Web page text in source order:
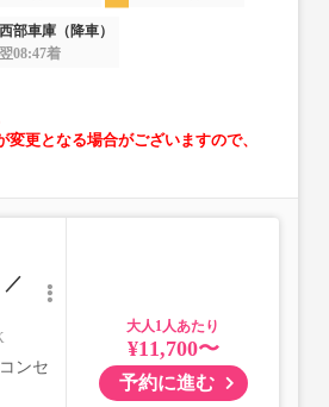
西部車庫（降車）
翌08:47着
更となる場合がございますので、
／
ンセ
大人
¥11,700〜
予約に進む